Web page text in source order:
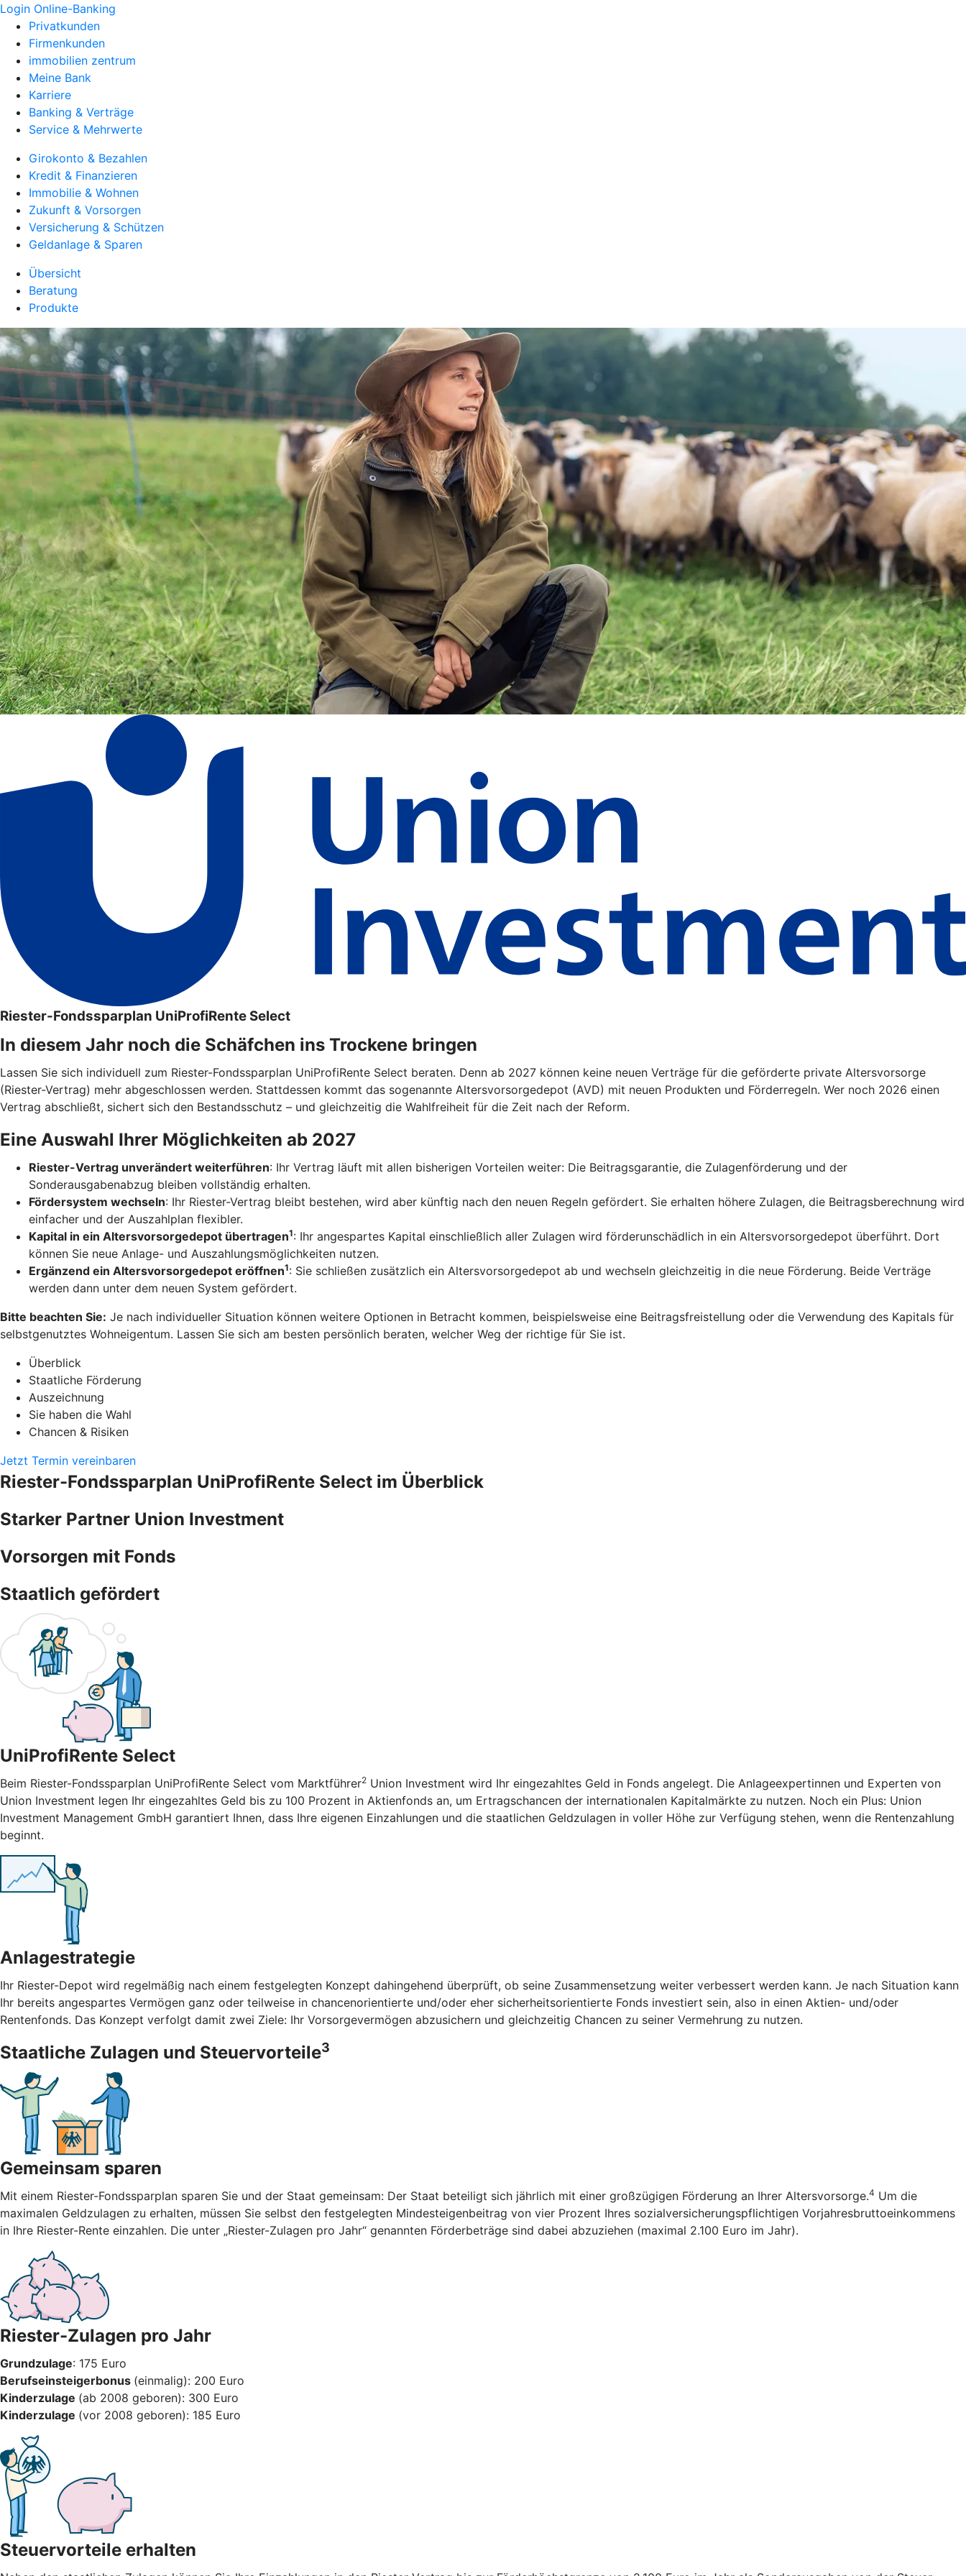
Login Online-Banking
Privatkunden
Firmenkunden
immobilien zentrum
Meine Bank
Karriere
Banking & Verträge
Service & Mehrwerte
Girokonto & Bezahlen
Kredit & Finanzieren
Immobilie & Wohnen
Zukunft & Vorsorgen
Versicherung & Schützen
Geldanlage & Sparen
Übersicht
Beratung
Produkte
Riester-Fondssparplan UniProfiRente Select
In diesem Jahr noch die Schäfchen ins Trockene bringen
Lassen Sie sich individuell zum Riester-Fondssparplan UniProfiRente Select beraten. Denn ab 2027 können keine neuen Verträge für die geförderte private Altersvorsorge
(Riester-Vertrag) mehr abgeschlossen werden. Stattdessen kommt das sogenannte Altersvorsorgedepot (AVD) mit neuen Produkten und Förderregeln. Wer noch 2026 einen
Vertrag abschließt, sichert sich den Bestandsschutz – und gleichzeitig die Wahlfreiheit für die Zeit nach der Reform.
Eine Auswahl Ihrer Möglichkeiten ab 2027
Riester-Vertrag unverändert weiterführen: Ihr Vertrag läuft mit allen bisherigen Vorteilen weiter: Die Beitragsgarantie, die Zulagenförderung und der
Sonderausgabenabzug bleiben vollständig erhalten.
Fördersystem wechseln: Ihr Riester-Vertrag bleibt bestehen, wird aber künftig nach den neuen Regeln gefördert. Sie erhalten höhere Zulagen, die Beitragsberechnung wird
einfacher und der Auszahlplan flexibler.
Kapital in ein Altersvorsorgedepot übertragen1: Ihr angespartes Kapital einschließlich aller Zulagen wird förderunschädlich in ein Altersvorsorgedepot überführt. Dort
können Sie neue Anlage- und Auszahlungsmöglichkeiten nutzen.
Ergänzend ein Altersvorsorgedepot eröffnen1: Sie schließen zusätzlich ein Altersvorsorgedepot ab und wechseln gleichzeitig in die neue Förderung. Beide Verträge
werden dann unter dem neuen System gefördert.
Bitte beachten Sie: Je nach individueller Situation können weitere Optionen in Betracht kommen, beispielsweise eine Beitragsfreistellung oder die Verwendung des Kapitals für
selbstgenutztes Wohneigentum. Lassen Sie sich am besten persönlich beraten, welcher Weg der richtige für Sie ist.
Überblick
Staatliche Förderung
Auszeichnung
Sie haben die Wahl
Chancen & Risiken
Jetzt Termin vereinbaren
Riester-Fondssparplan UniProfiRente Select im Überblick
Starker Partner Union Investment
Vorsorgen mit Fonds
Staatlich gefördert
UniProfiRente Select
Beim Riester-Fondssparplan UniProfiRente Select vom Marktführer2 Union Investment wird Ihr eingezahltes Geld in Fonds angelegt. Die Anlageexpertinnen und Experten von
Union Investment legen Ihr eingezahltes Geld bis zu 100 Prozent in Aktienfonds an, um Ertragschancen der internationalen Kapitalmärkte zu nutzen. Noch ein Plus: Union
Investment Management GmbH garantiert Ihnen, dass Ihre eigenen Einzahlungen und die staatlichen Geldzulagen in voller Höhe zur Verfügung stehen, wenn die Rentenzahlung
beginnt.
Anlagestrategie
Ihr Riester-Depot wird regelmäßig nach einem festgelegten Konzept dahingehend überprüft, ob seine Zusammensetzung weiter verbessert werden kann. Je nach Situation kann
Ihr bereits angespartes Vermögen ganz oder teilweise in chancenorientierte und/oder eher sicherheitsorientierte Fonds investiert sein, also in einen Aktien- und/oder
Rentenfonds. Das Konzept verfolgt damit zwei Ziele: Ihr Vorsorgevermögen abzusichern und gleichzeitig Chancen zu seiner Vermehrung zu nutzen.
Staatliche Zulagen und Steuervorteile3
Gemeinsam sparen
Mit einem Riester-Fondssparplan sparen Sie und der Staat gemeinsam: Der Staat beteiligt sich jährlich mit einer großzügigen Förderung an Ihrer Altersvorsorge.4 Um die
maximalen Geldzulagen zu erhalten, müssen Sie selbst den festgelegten Mindesteigenbeitrag von vier Prozent Ihres sozialversicherungspflichtigen Vorjahresbruttoeinkommens
in Ihre Riester-Rente einzahlen. Die unter „Riester-Zulagen pro Jahr“ genannten Förderbeträge sind dabei abzuziehen (maximal 2.100 Euro im Jahr).
Riester-Zulagen pro Jahr
Grundzulage: 175 Euro
Berufseinsteigerbonus (einmalig): 200 Euro
Kinderzulage (ab 2008 geboren): 300 Euro
Kinderzulage (vor 2008 geboren): 185 Euro
Steuervorteile erhalten